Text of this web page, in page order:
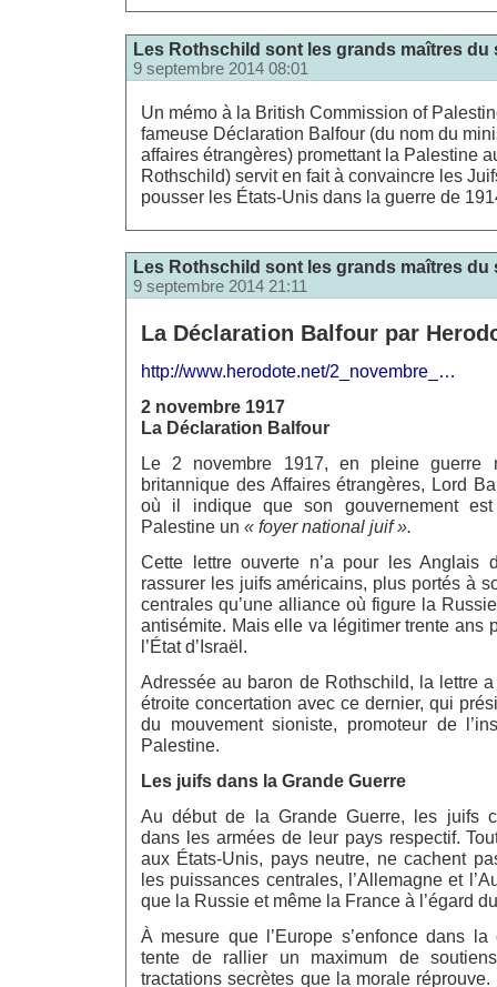
Les Rothschild sont les grands maîtres du
9 septembre 2014 08:01
Un mémo à la British Commission of
fameuse Déclaration Balfour (du nom du
affaires étrangères) promettant la Palestine
Rothschild) servit en fait à convaincre les
pousser les États-Unis dans la guerre de
Les Rothschild sont les grands maîtres du
9 septembre 2014 21:11
La Déclaration Balfour par
http://www.herodote.net/2_novembre_…
2 novembre 1917
La Déclaration Balfour
Le 2 novembre 1917, en pleine guerre
britannique des Affaires étrangères, Lord
où il indique que son gouvernement
Palestine un « foyer national juif ».
Cette lettre ouverte n’a pour les Anglais
rassurer les juifs américains, plus portés à
centrales qu’une alliance où figure la
antisémite. Mais elle va légitimer trente ans
l’État d’Israël.
Adressée au baron de Rothschild, la lettre
étroite concertation avec ce dernier, qui
du mouvement sioniste, promoteur de
Palestine.
Les juifs dans la Grande Guerre
Au début de la Grande Guerre, les juifs
dans les armées de leur pays respectif.
aux États-Unis, pays neutre, ne cachent
les puissances centrales, l’Allemagne et
que la Russie et même la France à l’égard
À mesure que l’Europe s’enfonce dans
tente de rallier un maximum de
tractations secrètes que la morale